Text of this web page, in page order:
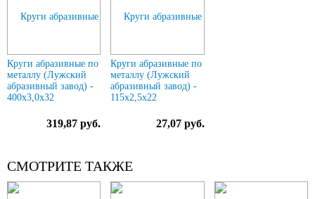
Круги абразивные по
металлу (Лужский
абразивный завод) -
400х3,0х32
319,87 руб.
Круги абразивные по
металлу (Лужский
абразивный завод) -
115х2,5х22
27,07 руб.
СМОТРИТЕ ТАКЖЕ